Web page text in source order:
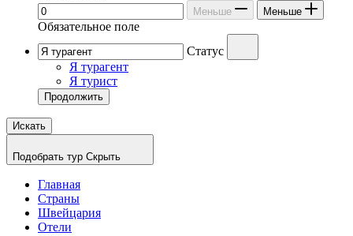
Меньше Меньше
Обязательное поле
Статус
Я турагент
Я турист
Продолжить
Искать
Подобрать тур Скрыть
Главная
Страны
Швейцария
Отели